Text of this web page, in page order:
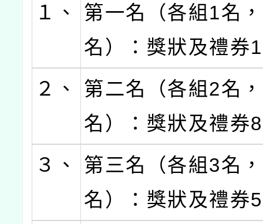
１、
第一名（各組1名
名）：獎狀及禮券
２、
第二名（各組2名
名）：獎狀及禮券
３、
第三名（各組3名
名）：獎狀及禮券